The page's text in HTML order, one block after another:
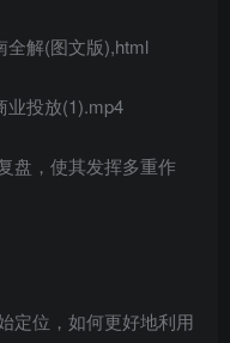
全解(图文版),html
业投放(1).mp4
盘，使其发挥多重作
定位，如何更好地利用